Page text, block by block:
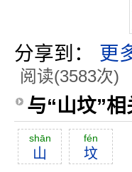
分享到： 更
阅读(3583次)
与“山坟”
shān
山
fén
坟